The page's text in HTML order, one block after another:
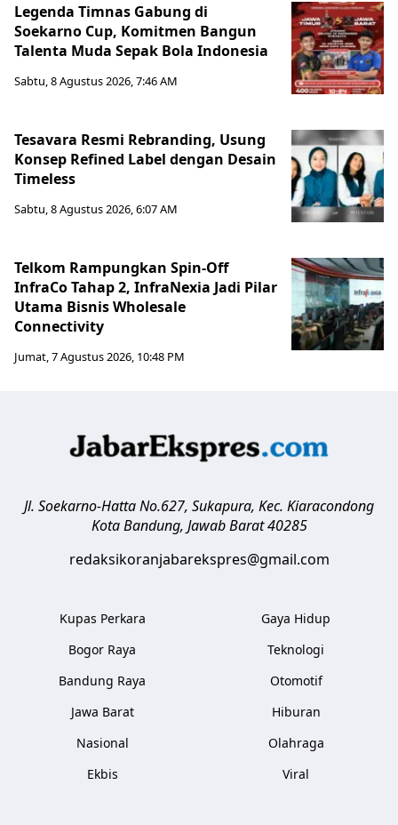
Legenda Timnas Gabung di
Soekarno Cup, Komitmen Bangun
Talenta Muda Sepak Bola Indonesia
Sabtu, 8 Agustus 2026, 7:46 AM
Tesavara Resmi Rebranding, Usung
Konsep Refined Label dengan Desain
Timeless
Sabtu, 8 Agustus 2026, 6:07 AM
Telkom Rampungkan Spin-Off
InfraCo Tahap 2, InfraNexia Jadi Pilar
Utama Bisnis Wholesale
Connectivity
Jumat, 7 Agustus 2026, 10:48 PM
Jl. Soekarno-Hatta No.627, Sukapura, Kec. Kiaracondong
Kota Bandung, Jawab Barat 40285
redaksikoranjabarekspres@gmail.com
Kupas Perkara
Bogor Raya
Bandung Raya
Jawa Barat
Nasional
Ekbis
Gaya Hidup
Teknologi
Otomotif
Hiburan
Olahraga
Viral